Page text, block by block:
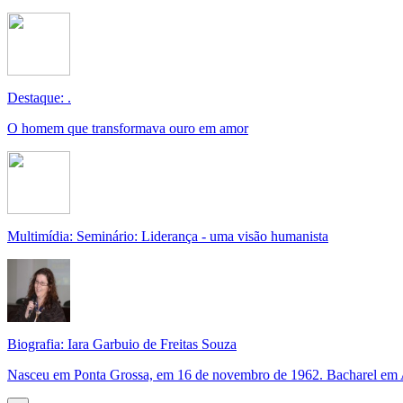
Destaque: .
O homem que transformava ouro em amor
Multimídia: Seminário: Liderança - uma visão humanista
Biografia: Iara Garbuio de Freitas Souza
Nasceu em Ponta Grossa, em 16 de novembro de 1962. Bacharel